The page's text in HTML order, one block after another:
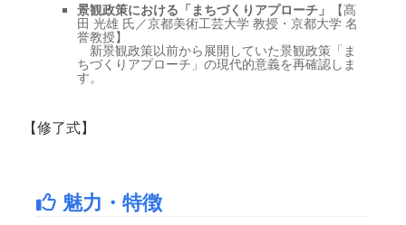
景観政策における「まちづくりアプローチ」
【髙
田 光雄 氏／京都美術工芸大学 教授・京都大学 名
誉教授】
新景観政策以前から展開していた景観政策「ま
ちづくりアプローチ」の現代的意義を再確認しま
す。
【修了式】
魅力・特徴